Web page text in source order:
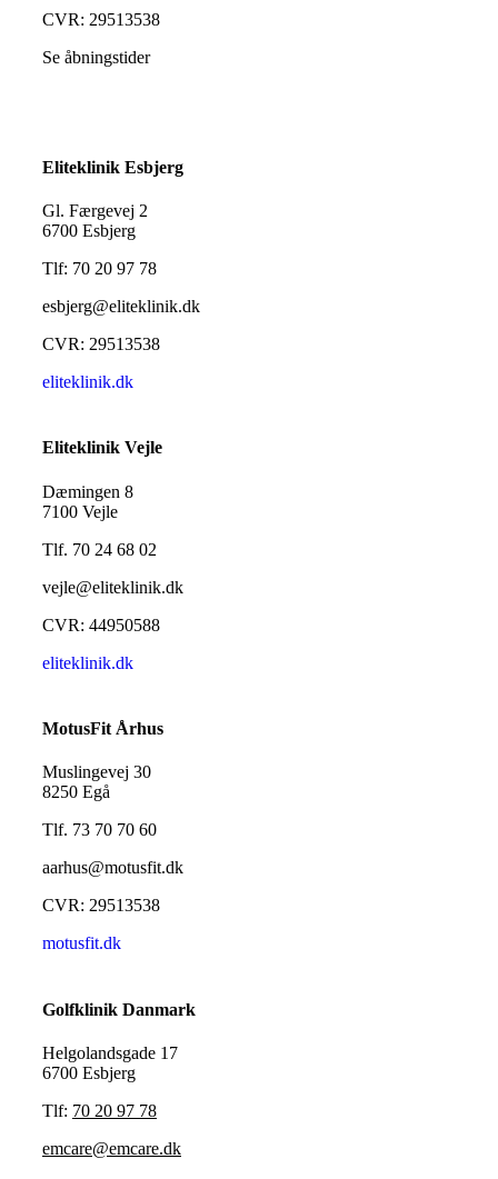
CVR: 29513538
Se åbningstider
Eliteklinik Esbjerg
Gl. Færgevej 2
6700 Esbjerg
Tlf: 70 20 97 78
esbjerg@eliteklinik.dk
CVR: 29513538
eliteklinik.dk
Eliteklinik Vejle
Dæmingen 8
7100 Vejle
Tlf. 70 24 68 02
vejle@eliteklinik.dk
CVR: 44950588
eliteklinik.dk
MotusFit Århus
Muslingevej 30
8250 Egå
Tlf. 73 70 70 60
aarhus@motusfit.dk
CVR: 29513538
motusfit.dk
Golfklinik Danmark
Helgolandsgade 17
6700 Esbjerg
Tlf: 70 20 97 78
emcare@emcare.dk